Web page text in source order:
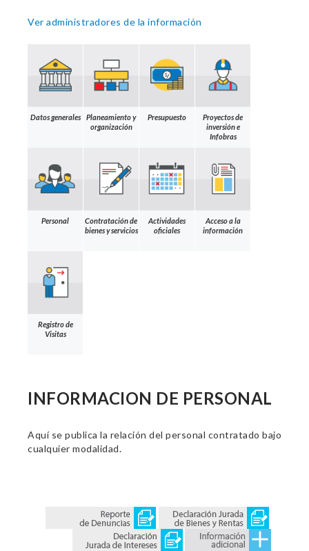
Ver administradores de la información
Datos generales
Planeamiento y
organización
Presupuesto
Proyectos de
inversión e
Infobras
Personal
Contratación de
bienes y servicios
Actividades
oficiales
Acceso a la
información
Registro de
Visitas
INFORMACION DE PERSONAL
Aquí se publica la relación del personal contratado bajo
cualquier modalidad.